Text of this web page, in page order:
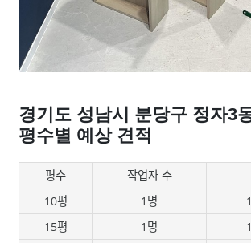
경기도 성남시 분당구 정자3
평수별 예상 견적
평수 작업자 수
10평
1명
15평
1명